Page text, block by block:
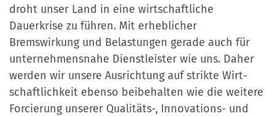
droht unser Land in eine wirt­schaftliche
Dauerkrise zu führen. Mit er­heblicher
Bremswirkung und Belastungen gerade auch für
unter­nehmensnahe Dienst­leister wie uns. Daher
werden wir unsere Ausrichtung auf strikte Wirt­
schaftlichkeit eben­so beibehalten wie die wei­­tere
Forcierung unserer Qua­litäts-, Innovations- und